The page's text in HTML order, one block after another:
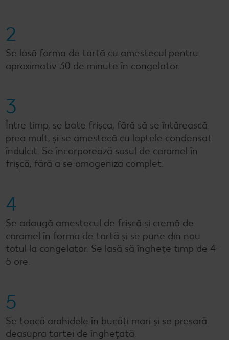
2
Se lasă forma de tartă cu amestecul pentru
aproximativ 30 de minute în congelator.
3
Între timp, se bate frișca, fără să se întărească
prea mult, și se amestecă cu laptele condensat
îndulcit. Se încorporează sosul de caramel în
frișcă, fără a se omogeniza complet.
4
Se adaugă amestecul de frișcă și cremă de
caramel în forma de tartă și se pune din nou
totul la congelator. Se lasă să înghețe timp de 4-
5 ore.
5
Se toacă arahidele în bucăți mari și se presară
deasupra tartei de înghețată.